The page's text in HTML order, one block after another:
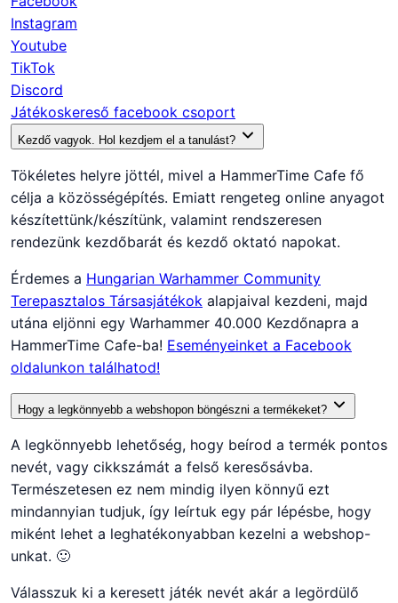
Instagram
Youtube
TikTok
Discord
Játékoskereső facebook csoport
Kezdő vagyok. Hol kezdjem el a tanulást?
Tökéletes helyre jöttél, mivel a HammerTime Cafe fő
célja a közösségépítés. Emiatt rengeteg online anyagot
készítettünk/készítünk, valamint rendszeresen
rendezünk kezdőbarát és kezdő oktató napokat.
Érdemes a Hungarian Warhammer Community
Terepasztalos Társasjátékok alapjaival kezdeni, majd
utána eljönni egy Warhammer 40.000 Kezdőnapra a
HammerTime Cafe-ba! Eseményeinket a Facebook
oldalunkon találhatod!
Hogy a legkönnyebb a webshopon böngészni a termékeket?
A legkönnyebb lehetőség, hogy beírod a termék pontos
nevét, vagy cikkszámát a felső keresősávba.
Természetesen ez nem mindig ilyen könnyű ezt
mindannyian tudjuk, így leírtuk egy pár lépésbe, hogy
miként lehet a leghatékonyabban kezelni a webshop-
unkat. 🙂
Válasszuk ki a keresett játék nevét akár a legördülő